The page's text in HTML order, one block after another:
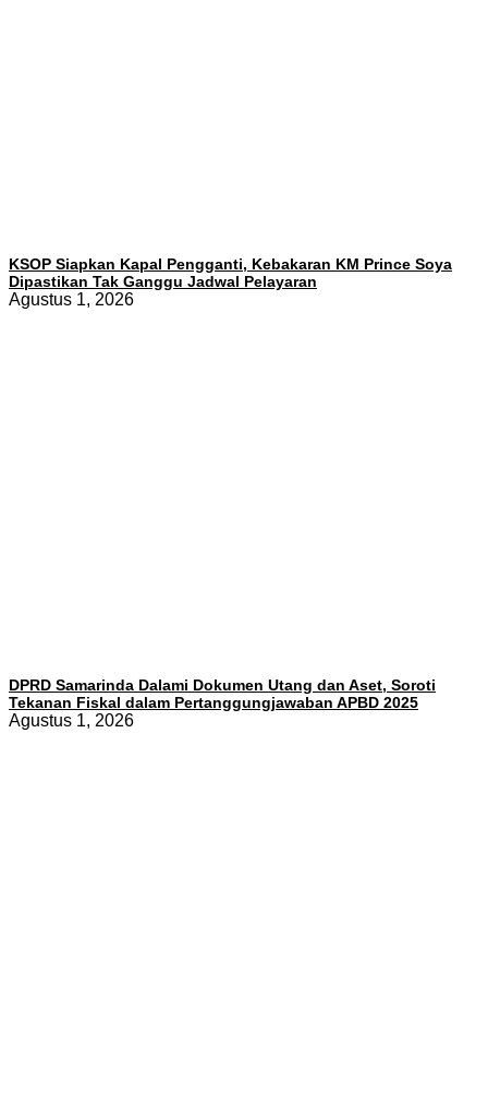
KSOP Siapkan Kapal Pengganti, Kebakaran KM Prince Soya
Dipastikan Tak Ganggu Jadwal Pelayaran
Agustus 1, 2026
DPRD Samarinda Dalami Dokumen Utang dan Aset, Soroti
Tekanan Fiskal dalam Pertanggungjawaban APBD 2025
Agustus 1, 2026